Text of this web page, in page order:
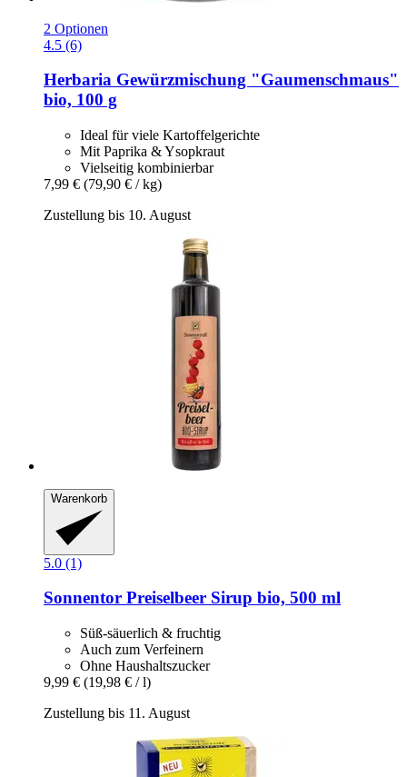
2 Optionen
4.5 (6)
Herbaria Gewürzmischung "Gaumenschmaus"
bio, 100 g
Ideal für viele Kartoffelgerichte
Mit Paprika & Ysopkraut
Vielseitig kombinierbar
7,99 € (79,90 € / kg)
Zustellung bis 10. August
Warenkorb
5.0 (1)
Sonnentor Preiselbeer Sirup bio, 500 ml
Süß-säuerlich & fruchtig
Auch zum Verfeinern
Ohne Haushaltszucker
9,99 € (19,98 € / l)
Zustellung bis 11. August